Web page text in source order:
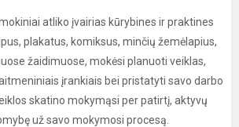
atliko įvairias kūrybines ir praktines
plakatus, komiksus, minčių žemėlapius,
žaidimuose, mokėsi planuoti veiklas,
įrankiais bei pristatyti savo darbo
skatino mokymąsi per patirtį, aktyvų
už savo mokymosi procesą.